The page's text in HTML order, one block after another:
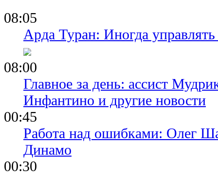
08:05
Арда Туран: Иногда
08:00
Главное за день: ассист
Инфантино и другие новости
00:45
Работа над ошибками: Олег
Динамо
00:30